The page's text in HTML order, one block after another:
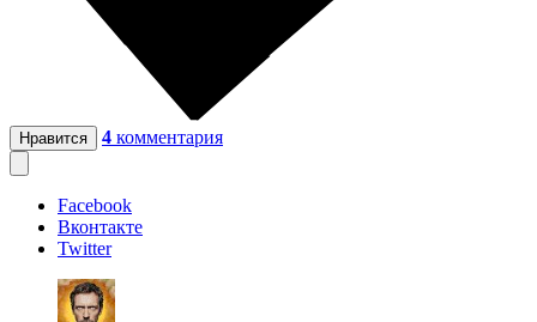
Нравится 4 комментария
Facebook
Вконтакте
Twitter